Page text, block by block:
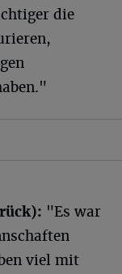
die
"Es war
viel mit